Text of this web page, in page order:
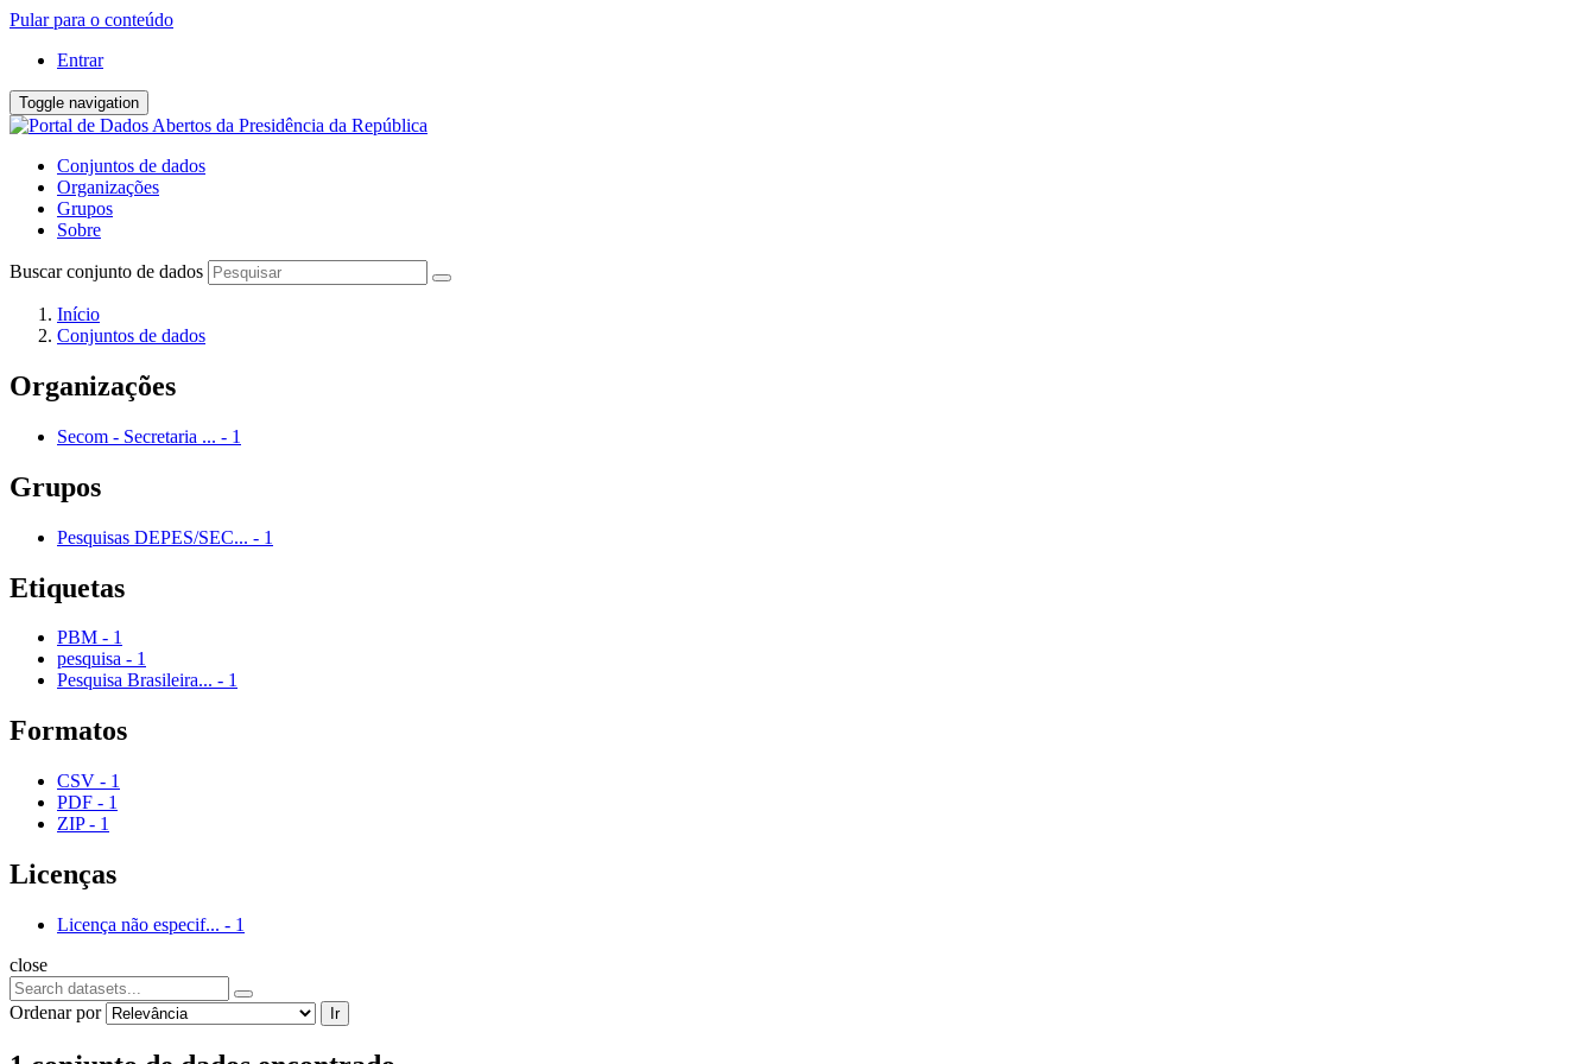
Pular para o conteúdo
Entrar
Toggle navigation
Conjuntos de dados
Organizações
Grupos
Sobre
Buscar conjunto de dados
Início
Conjuntos de dados
Organizações
Secom - Secretaria ... - 1
Grupos
Pesquisas DEPES/SEC... - 1
Etiquetas
PBM - 1
pesquisa - 1
Pesquisa Brasileira... - 1
Formatos
CSV - 1
PDF - 1
ZIP - 1
Licenças
Licença não especif... - 1
close
Ordenar por Ir